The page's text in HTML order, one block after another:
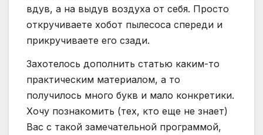
вдув, а на выдув воздуха от себя. Просто
откручиваете хобот пылесоса спереди и
прикручиваете его сзади.
Захотелось дополнить статью каким-то
практическим материалом, а то
получилось много букв и мало конкретики.
Хочу познакомить (тех, кто еще не знает)
Вас с такой замечательной программой,